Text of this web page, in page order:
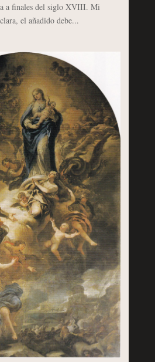
a finales del siglo XVIII. Mi
el añadido debe...